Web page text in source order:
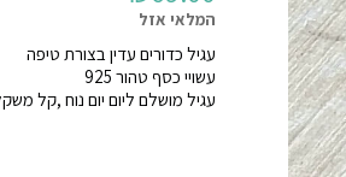
המלאי אזל
עגיל כדורים עדין בצורת טיפה
עשויי כסף טהור 925
עגיל מושלם ליום יום נוח ,קל